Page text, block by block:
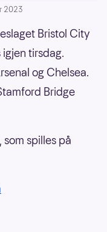
2023
Bristol City
tirsdag.
og Chelsea.
Bridge
spilles på